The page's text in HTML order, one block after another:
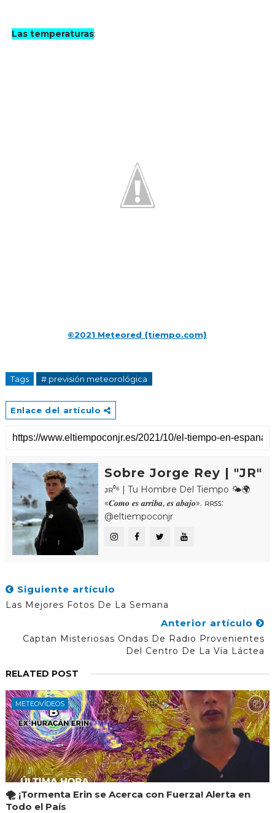
Las temperaturas:
©2021 Meteored {tiempo.com}
Tags # previsión meteorológica
Enlace del artículo
Sobre Jorge Rey | "JR"
ᴊʀ⁰⁶ | Tu Hombre Del Tiempo 🌤🌍
«𝑪𝒐𝒎𝒐 𝒆𝒔 𝒂𝒓𝒓𝒊𝒃𝒂, 𝒆𝒔 𝒂𝒃𝒂𝒋𝒐». ʀʀꜱꜱ:
@eltiempoconjr
Siguiente artículo
Las Mejores Fotos De La Semana
Anterior artículo
Captan Misteriosas Ondas De Radio Provenientes
Del Centro De La Vía Láctea
RELATED POST
METEOVÍDEOS
🌪️ ¡Tormenta Erin se Acerca con Fuerza! Alerta en
Todo el País